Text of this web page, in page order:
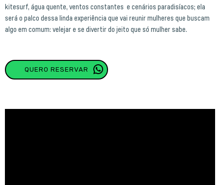
kitesurf, água quente, ventos constantes e cenários paradisíacos; ela
será o palco dessa linda experiência que vai reunir mulheres que buscam
algo em comum: velejar e se divertir do jeito que só mulher sabe.
QUERO RESERVAR